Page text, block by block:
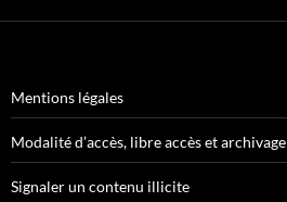
Mentions légales
Modalité d’accès, libre accès et archivage
Signaler un contenu illicite